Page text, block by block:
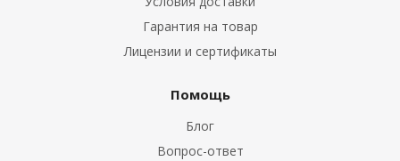
Гарантия на товар
Лицензии и сертификаты
Помощь
Блог
Вопрос-ответ